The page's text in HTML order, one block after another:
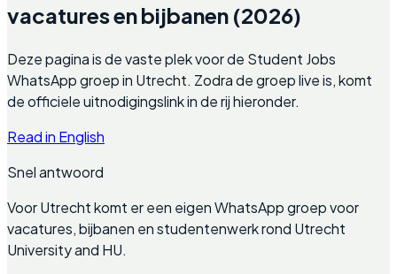
vacatures en bijbanen (2026)
Deze pagina is de vaste plek voor de Student Jobs
WhatsApp groep in Utrecht. Zodra de groep live is, komt
de officiele uitnodigingslink in de rij hieronder.
Read in English
Snel antwoord
Voor Utrecht komt er een eigen WhatsApp groep voor
vacatures, bijbanen en studentenwerk rond Utrecht
University and HU.